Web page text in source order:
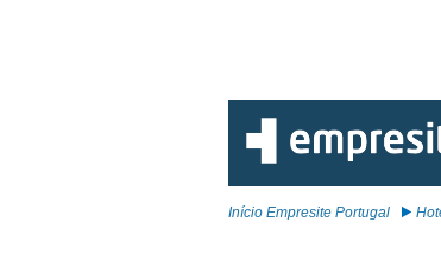
Início Empresite Portugal